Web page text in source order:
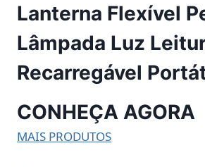
Lanterna Flexível
Lâmpada Luz
Recarregável
CONHEÇA AGORA
MAIS PRODUTOS